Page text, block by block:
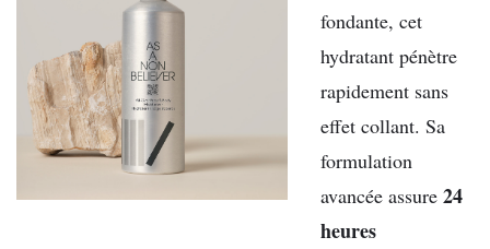
fondante, cet
hydratant pénètre
rapidement sans
effet collant. Sa
formulation
avancée assure 24
heures